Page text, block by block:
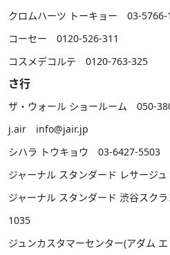
クロムハーツ トーキョー 03-5766-
コーセー 0120-526-311
コスメデコルテ 0120-763-325
さ行
ザ・ウォール ショールーム 050-
j.air info@jair.jp
シハラ トウキョウ 03-6427-5503
ジャーナル スタンダード レサージ
ジャーナル スタンダード 渋谷スク
1035
ジュンカスタマーセンター(アダム